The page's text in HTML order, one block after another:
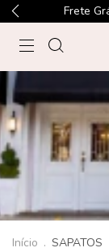
Frete
Início . SAPATOS